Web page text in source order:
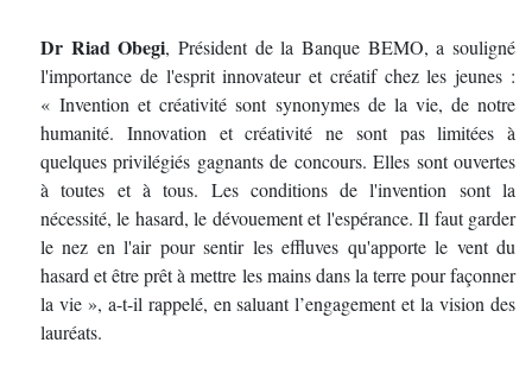
Dr Riad Obegi, Président de la Banque BEMO, a souligné
l'importance de l'esprit innovateur et créatif chez les jeunes :
« Invention et créativité sont synonymes de la vie, de notre
humanité. Innovation et créativité ne sont pas limitées à
quelques privilégiés gagnants de concours. Elles sont ouvertes
à toutes et à tous. Les conditions de l'invention sont la
nécessité, le hasard, le dévouement et l'espérance. Il faut garder
le nez en l'air pour sentir les effluves qu'apporte le vent du
hasard et être prêt à mettre les mains dans la terre pour façonner
la vie », a-t-il rappelé, en saluant l’engagement et la vision des
lauréats.